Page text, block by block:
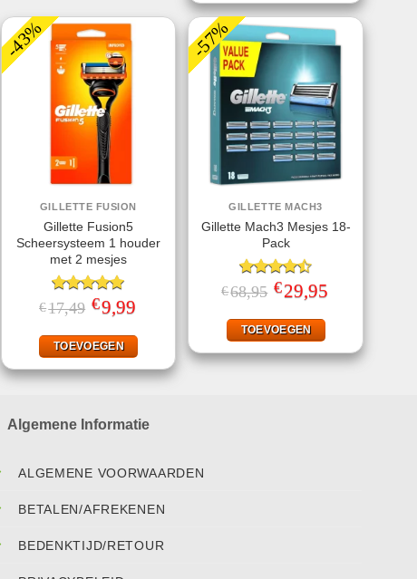
-43%
GILLETTE FUSION
Gillette Fusion5
Scheersysteem 1 houder
met 2 mesjes
Gewaardeerd
5.00uit 5
€17,49 Oorspronkelijke
prijs
€17,49.
€9,99Huidige
€9,99.
TOEVOEGEN
-57%
GILLETTE MACH3
Gillette Mach3 Mesjes 18-
Pack
Gewaardeerd
4.50uit 5
€68,95 Oorspronkelijke
prijs
€68,95.
€29,95prijs
TOEVOEGEN
Algemene Informatie
ALGEMENE VOORWAARDEN
BETALEN/AFREKENEN
BEDENKTIJD/RETOUR